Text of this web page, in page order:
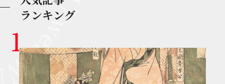
ランキング